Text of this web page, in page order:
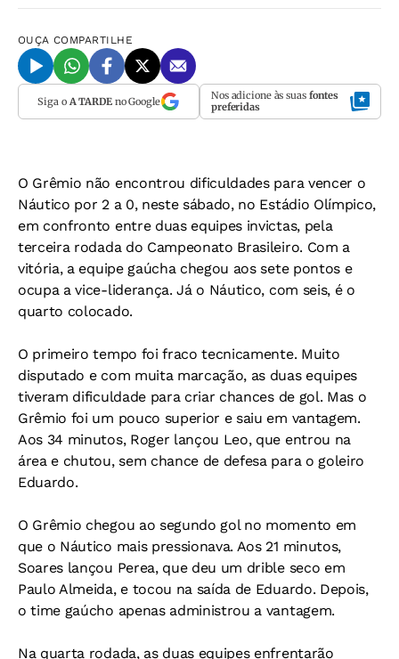
OUÇA COMPARTILHE
Siga o A TARDEno Google Nos adicione às suas fontes
preferidas
O Grêmio não encontrou dificuldades para vencer o
Náutico por 2 a 0, neste sábado, no Estádio Olímpico,
em confronto entre duas equipes invictas, pela
terceira rodada do Campeonato Brasileiro. Com a
vitória, a equipe gaúcha chegou aos sete pontos e
ocupa a vice-liderança. Já o Náutico, com seis, é o
quarto colocado.
O primeiro tempo foi fraco tecnicamente. Muito
disputado e com muita marcação, as duas equipes
tiveram dificuldade para criar chances de gol. Mas o
Grêmio foi um pouco superior e saiu em vantagem.
Aos 34 minutos, Roger lançou Leo, que entrou na
área e chutou, sem chance de defesa para o goleiro
Eduardo.
O Grêmio chegou ao segundo gol no momento em
que o Náutico mais pressionava. Aos 21 minutos,
Soares lançou Perea, que deu um drible seco em
Paulo Almeida, e tocou na saída de Eduardo. Depois,
o time gaúcho apenas administrou a vantagem.
Na quarta rodada, as duas equipes enfrentarão